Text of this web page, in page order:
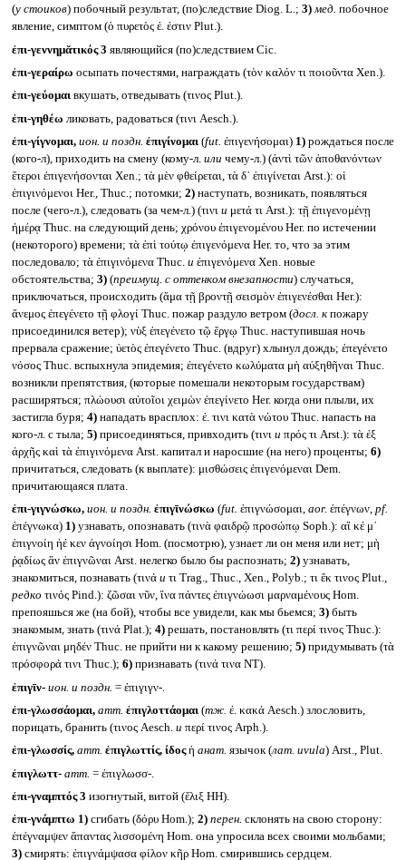
(у стоиков) побочный результат, (по)следствие Diog. L.; 3) мед. побочное
явление, симптом (ὁ πυρετὸς ἐ. ἐστιν Plut.).
ἐπι-γεννημᾰτικός 3 являющийся (по)следствием Cic.
ἐπι-γεραίρω осыпать почестями, награждать (τὸν καλόν τι ποιοῦντα Xen.).
ἐπι-γεύομαι вкушать, отведывать (τινος Plut.).
ἐπι-γηθέω ликовать, радоваться (τινι Aesch.).
ἐπι-γίγνομαι, ион. и поздн. ἐπιγίνομαι (fut. ἐπιγενήσομαι) 1)рождаться после
(кого-л), приходить на смену (кому-л. или чему-л.) (ἀντὶ τῶν ἀποθανόντων
ἕτεροι ἐπιγενήσονται Xen.; τὰ μὲν φθείρεται, τὰ δ᾽ ἐπιγίνεται Arst.): οἱ
ἐπιγινόμενοι Her., Thuc.; потомки; 2)наступать, возникать, появляться
после (чего-л.), следовать (за чем-л.) (τινι и μετά τι Arst.): τῇ ἐπιγενομένῃ
ἡμέρᾳ Thuc. на следующий день; χρόνου ἐπιγενομένου Her. по истечении
(некоторого) времени; τὰ ἐπὶ τούτῳ ἐπιγενόμενα Her. то, что за этим
последовало; τὰ ἐπιγινόμενα Thuc. и ἐπιγενόμενα Xen. новые
обстоятельства; 3)(преимущ. с оттенком внезапности) случаться,
приключаться, происходить (ἅμα τῇ βροντῇ σεισμὸν ἐπιγενέσθαι Her.):
ἄνεμος ἐπεγένετο τῇ φλογί Thuc. пожар раздуло ветром (досл. кпожару
присоединился ветер); νὺξ ἐπεγένετο τῷ ἔργῳ Thuc. наступившая ночь
прервала сражение; ὑετὸς ἐπεγένετο Thuc. (вдруг) хлынул дождь; ἐπεγένετο
νόσος Thuc. вспыхнула эпидемия; ἐπεγένετο κωλύματα μὴ αὐξηθῆναι Thuc.
возникли препятствия, (которые помешали некоторым государствам)
расширяться; πλώουσι αὐτοῖοι χειμὼν ἐπεγίνετο Her. когда они плыли, их
застигла буря; 4)нападать врасплох: ἐ. τινι κατὰ νώτου Thuc. напасть на
кого-л. с тыла; 5)присоединяться, привходить (τινι и πρός τι Arst.): τὰ ἐξ
ἀρχῆς καὶ τὰ ἐπιγινόμενα Arst. капитал и наросшие (на него) проценты; 6)
причитаться, следовать (к выплате): μισθώσεις ἐπιγενόμεναι Dem.
причитающаяся плата.
ἐπι-γιγνώσκω, ион. и поздн. ἐπιγῑνώσκω (fut. ἐπιγνώσομαι, aor. ἐπέγνων, pf.
ἐπέγνωκα) 1)узнавать, опознавать (τινὰ φαιδρῷ προσώπῳ Soph.): αἲ κέ μ᾽
ἐπιγνοίη ἠέ κεν ἀγνοίησι Hom. (посмотрю), узнает ли он меня или нет; μὴ
ῥᾳδίως ἂν ἐπιγνῶναι Arst. нелегко было бы распознать; 2)узнавать,
знакомиться, познавать (τινά и τι Trag., Thuc., Xen., Polyb.; τι ἔκ τινος Plut.,
редко τινός Pind.): ζῶσαι νῦν, ἵνα πάντες ἐπιγνώωσι μαρναμένους Hom.
препояшься же (на бой), чтобы все увидели, как мы бьемся; 3)быть
знакомым, знать (τινά Plat.); 4)решать, постановлять (τι περί τινος Thuc.):
ἐπιγνῶναι μηδέν Thuc. не прийти ни к какому решению; 5)придумывать (τὰ
πρόσφορά τινι Thuc.); 6)признавать (τινά τινα NT).
ἐπιγῑν- ион. и поздн. = ἐπιγιγν-.
ἐπι-γλωσσάομαι, атт. ἐπιγλοττάομαι (тж. ἐ. κακά Aesch.) злословить,
порицать, бранить (τινος Aesch. и περί τινος Arph.).
ἐπι-γλωσσίς, атт. ἐπιγλωττίς, ίδοςἡ анат. язычок (лат. uvula) Arst., Plut.
ἐπιγλωττ- атт. = ἐπιγλωσσ-.
ἐπι-γναμπτός 3 изогнутый, витой (ἕλιξ HH).
ἐπι-γνάμπτω 1)сгибать (δόρυ Hom.); 2) перен. склонять на свою сторону:
ἐπέγναμψεν ἅπαντας λισσομένη Hom. она упросила всех своими мольбами;
3)смирять: ἐπιγνάμψασα φίλον κῆρ Hom. смирившись сердцем.